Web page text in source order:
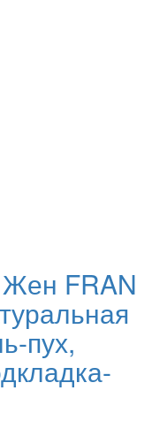
Жен FRAN
пух,